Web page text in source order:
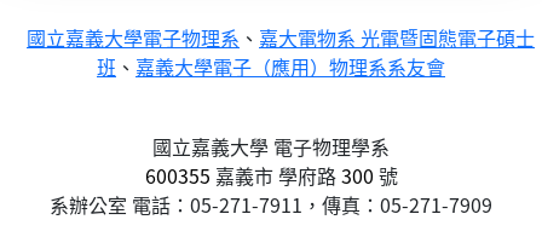
國立嘉義大學電子物理系 、 嘉大電物系 光電暨固態電子碩士
班 、 嘉義大學電子（應用）物理系系友會
國立嘉義大學 電子物理學系
600355 嘉義市學府路300 號
系辦公室 電話：05-271-7911，傳真：05-271-7909